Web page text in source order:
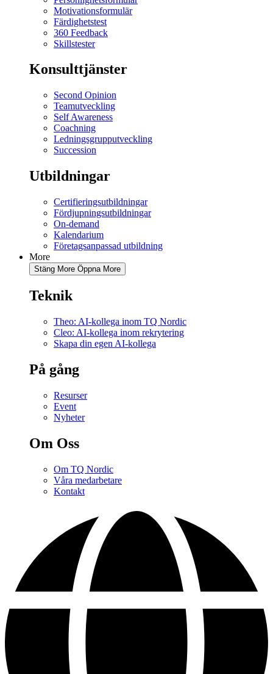
Motivationsformulär
Färdighetstest
360 Feedback
Skillstester
Konsulttjänster
Second Opinion
Teamutveckling
Self Awareness
Coachning
Ledningsgrupputveckling
Succession
Utbildningar
Certifieringsutbildningar
Fördjupningsutbildningar
On-demand
Kalendarium
Företagsanpassad utbildning
More
Stäng More Öppna More
Teknik
Theo: AI-kollega inom TQ Nordic
Cleo: AI-kollega inom rekrytering
Skapa din egen AI-kollega
På gång
Resurser
Event
Nyheter
Om Oss
Om TQ Nordic
Våra medarbetare
Kontakt